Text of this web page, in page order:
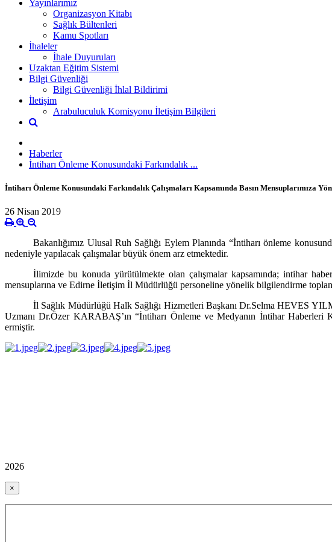
Yayınlarımız
Organizasyon Kitabı
Sağlık Bültenleri
Kamu Spotları
İhaleler
İhale Duyuruları
Uzaktan Eğitim Sistemi
Bilgi Güvenliği
Bilgi Güvenliği İhlal Bildirimi
İletişim
Arabuluculuk Komisyonu İletişim Bilgileri
Haberler
İntiharı Önleme Konusundaki Farkındalık ...
İntiharı Önleme Konusundaki Farkındalık Çalışmaları Kapsamında Basın Mensuplarımıza
26 Nisan 2019
Bakanlığımız Ulusal Ruh Sağlığı Eylem Planında “İntiharı önleme
nedeniyle yapılacak çalışmalar büyük önem arz etmektedir.
İlimizde bu konuda yürütülmekte olan çalışmalar kapsamında; intihar
mensuplarına ve Edirne İletişim İl Müdürlüğü personeline yönelik bilgilendirme
İl Sağlık Müdürlüğü Halk Sağlığı Hizmetleri Başkanı Dr.Selma HEVES
Uzmanı Dr.Özer KARABAŞ’ın “İntiharı Önleme ve Medyanın İntihar Haberleri
ermiştir.
2026
×